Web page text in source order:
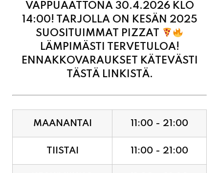
VAPPUAATTONA 30.4.2026 KLO
14:00! TARJOLLA ON KESÄN 2025
SUOSITUIMMAT PIZZAT
LÄMPIMÄSTI TERVETULOA!
ENNAKKOVARAUKSET KÄTEVÄSTI
TÄSTÄ LINKISTÄ.
MAANANTAI 11:00 - 21:00
TIISTAI 11:00 - 21:00